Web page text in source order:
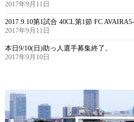
2017年9月11日
2017.9.10第1試合 40CL第1節 FC
2017年9月11日
本日9/10(日)助っ人選手募集終了。
2017年9月10日